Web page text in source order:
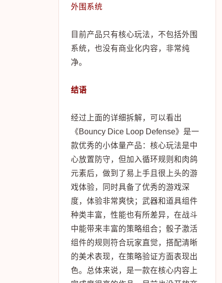
外围系统
目前产品只有核心玩法，不包括外围
系统，也没有商业化内容，非常纯
净。
结语
经过上面的详细拆解，可以看出
《Bouncy Dice Loop Defense》是一
款优秀的小体量产品：核心玩法是中
心放置防守，但加入循环规则和肉鸽
元素后，做到了易上手且很上头的游
戏体验，同时具备了优秀的游戏深
度，体验非常爽快；武器和道具组件
种类丰富，性能也有所差异，在战斗
中能带来丰富的策略组合；骰子激活
组件的规则符合玩家直觉，搭配清晰
的美术表现，在策略验证方面表现出
色。总体来说，是一款在核心内容上